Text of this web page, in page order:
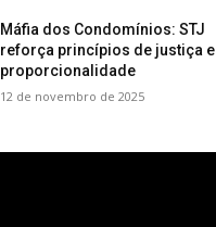
Máfia dos Condomínios: STJ
reforça princípios de justiça e
proporcionalidade
12 de novembro de 2025